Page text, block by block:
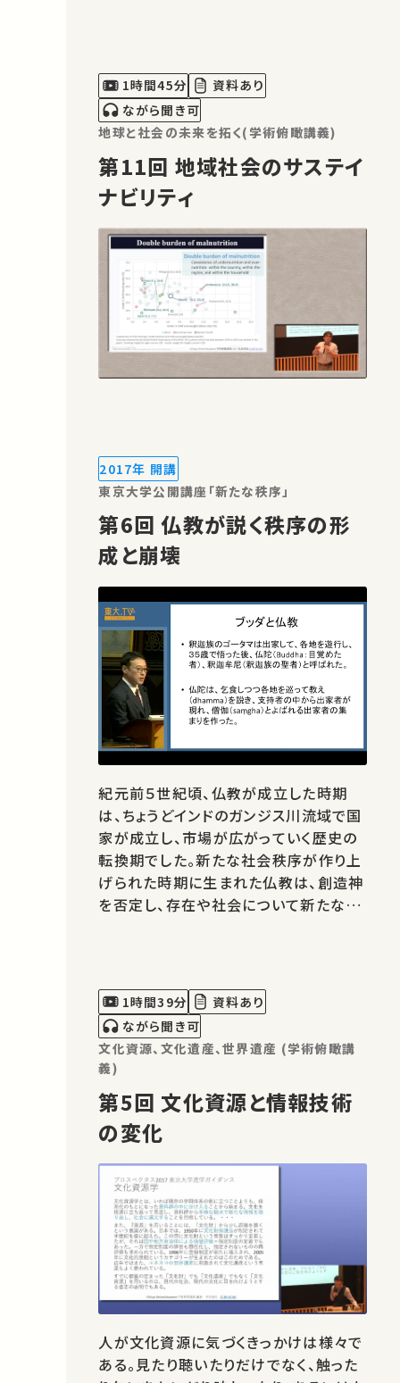
ジレンマ 45:34 予測できない未来にど
1時間45分
資料あり
ながら聞き可
地球と社会の未来を拓く(学術俯瞰講義)
第11回 地域社会のサステイ
ナビリティ
2017年 開講
東京大学公開講座「新たな秩序」
第6回 仏教が説く秩序の形
成と崩壊
紀元前５世紀頃、仏教が成立した時期
は、ちょうどインドのガンジス川流域で国
家が成立し、市場が広がっていく歴史の
転換期でした。新たな社会秩序が作り上
げられた時期に生まれた仏教は、創造神
を否定し、存在や社会について新たな思
を踏まえ、思想史的視点から、仏教経典
1時間39分
資料あり
ながら聞き可
文化資源、文化遺産、世界遺産 (学術俯瞰講
義)
第5回 文化資源と情報技術
の変化
人が文化資源に気づくきっかけは様々で
ある。見たり聴いたりだけでなく、触った